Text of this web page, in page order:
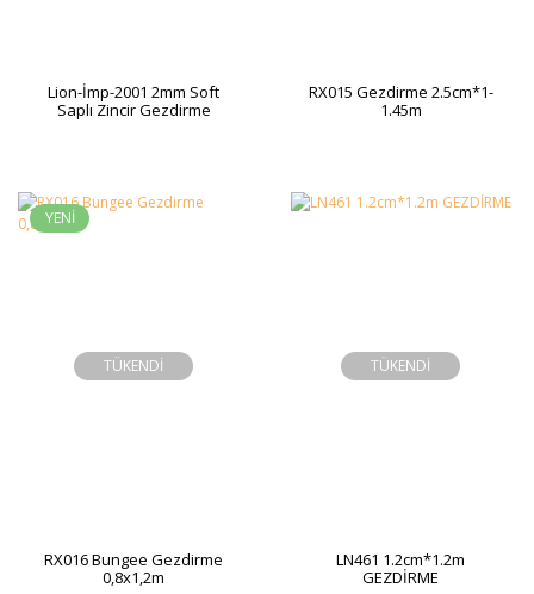
Lion-İmp-2001 2mm Soft
Saplı Zincir Gezdirme
RX015 Gezdirme 2.5cm*1-
1.45m
YENİ
TÜKENDİ
RX016 Bungee Gezdirme
0,8x1,2m
TÜKENDİ
LN461 1.2cm*1.2m
GEZDİRME